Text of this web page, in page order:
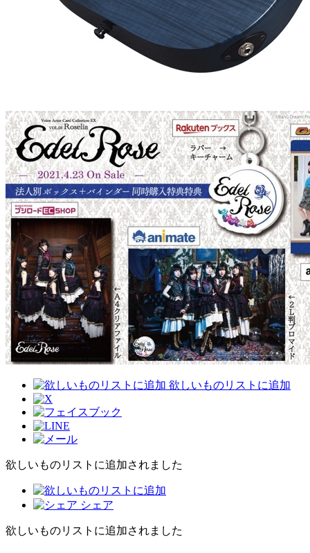
欲しいものリストに追加
欲しいものリストに追加されました
シェア
欲しいものリストに追加されました